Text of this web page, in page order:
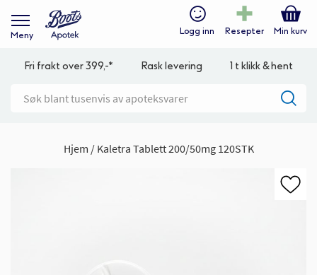
Meny Logg inn Resepter Min kurv
Fri frakt over 399,-* Rask levering 1 t klikk & hent
Hjem Kaletra Tablett 200/50mg 120STK